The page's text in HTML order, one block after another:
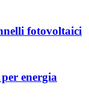
fotovoltaici
energia